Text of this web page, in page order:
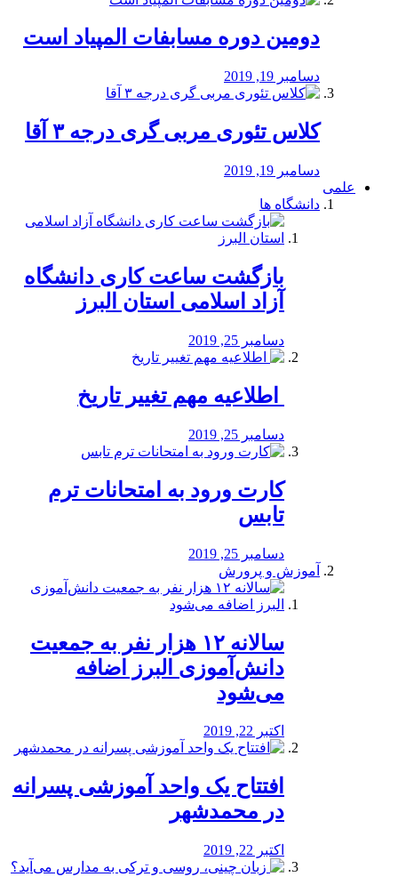
دومین دوره مسابفات المپیاد است
دسامبر 19, 2019
کلاس تئوری مربی گری درجه ۳ آقا
دسامبر 19, 2019
علمی
دانشگاه ها
بازگشت ساعت کاری دانشگاه
آزاد اسلامی استان البرز
دسامبر 25, 2019
️ اطلاعیه مهم تغییر تاریخ
دسامبر 25, 2019
کارت ورود به امتحانات ترم
تابس
دسامبر 25, 2019
آموزش و پرورش
️سالانه ۱۲ هزار نفر به جمعیت
دانش‌آموزی البرز اضافه
می‌شود
اکتبر 22, 2019
افتتاح یک واحد آموزشی پسرانه
در محمدشهر
اکتبر 22, 2019